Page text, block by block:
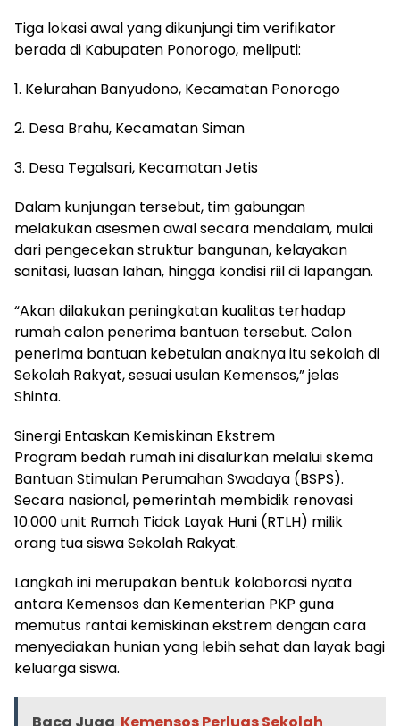
Tiga lokasi awal yang dikunjungi tim verifikator
berada di Kabupaten Ponorogo, meliputi:
1. Kelurahan Banyudono, Kecamatan Ponorogo
2. Desa Brahu, Kecamatan Siman
3. Desa Tegalsari, Kecamatan Jetis
Dalam kunjungan tersebut, tim gabungan
melakukan asesmen awal secara mendalam, mulai
dari pengecekan struktur bangunan, kelayakan
sanitasi, luasan lahan, hingga kondisi riil di lapangan.
“Akan dilakukan peningkatan kualitas terhadap
rumah calon penerima bantuan tersebut. Calon
penerima bantuan kebetulan anaknya itu sekolah di
Sekolah Rakyat, sesuai usulan Kemensos,” jelas
Shinta.
Sinergi Entaskan Kemiskinan Ekstrem
Program bedah rumah ini disalurkan melalui skema
Bantuan Stimulan Perumahan Swadaya (BSPS).
Secara nasional, pemerintah membidik renovasi
10.000 unit Rumah Tidak Layak Huni (RTLH) milik
orang tua siswa Sekolah Rakyat.
Langkah ini merupakan bentuk kolaborasi nyata
antara Kemensos dan Kementerian PKP guna
memutus rantai kemiskinan ekstrem dengan cara
menyediakan hunian yang lebih sehat dan layak bagi
keluarga siswa.
Baca Juga Kemensos Perluas Sekolah